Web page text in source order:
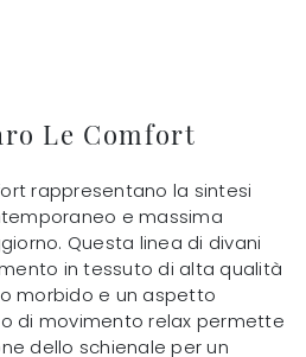
Le Comfort
rappresentano la sintesi
e massima
Questa linea di divani
in tessuto di alta qualità
morbido e un aspetto
di movimento relax permette
dello schienale per un